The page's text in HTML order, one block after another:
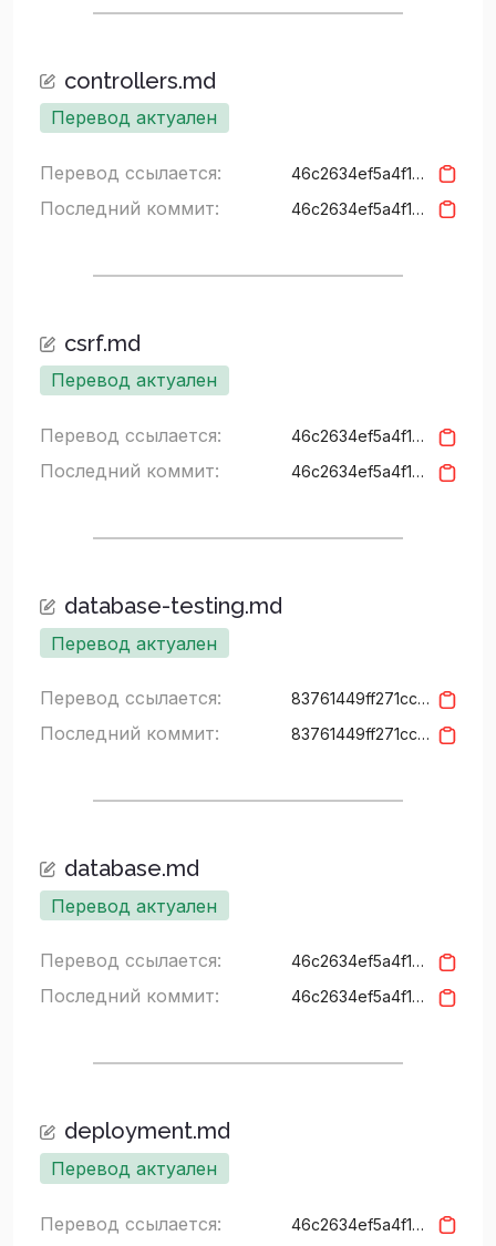
controllers.md
Перевод актуален
Перевод ссылается: 46c2634ef5a4f15427c94a3157b626cf5bd3937f
Последний коммит: 46c2634ef5a4f15427c94a3157b626cf5bd3937f
csrf.md
Перевод актуален
Перевод ссылается: 46c2634ef5a4f15427c94a3157b626cf5bd3937f
Последний коммит: 46c2634ef5a4f15427c94a3157b626cf5bd3937f
database-testing.md
Перевод актуален
Перевод ссылается: 83761449ff271ccda95e4ea87eca0f5a772f59df
Последний коммит: 83761449ff271ccda95e4ea87eca0f5a772f59df
database.md
Перевод актуален
Перевод ссылается: 46c2634ef5a4f15427c94a3157b626cf5bd3937f
Последний коммит: 46c2634ef5a4f15427c94a3157b626cf5bd3937f
deployment.md
Перевод актуален
Перевод ссылается: 46c2634ef5a4f15427c94a3157b626cf5bd3937f